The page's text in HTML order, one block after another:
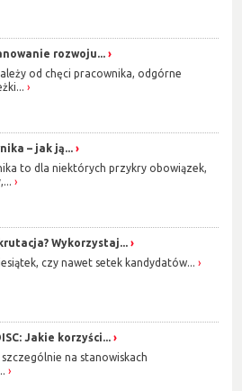
rozwoju...
od chęci pracownika, odgórne
– jak ją...
to dla niektórych przykry obowiązek,
Wykorzystaj...
czy nawet setek kandydatów...
Jakie korzyści...
szczególnie na stanowiskach